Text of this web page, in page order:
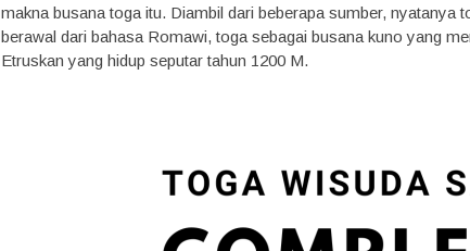
makna busana toga itu. Diambil dari beberapa sumber, nyatanya
berawal dari bahasa Romawi, toga sebagai busana kuno yang
Etruskan yang hidup seputar tahun 1200 M.